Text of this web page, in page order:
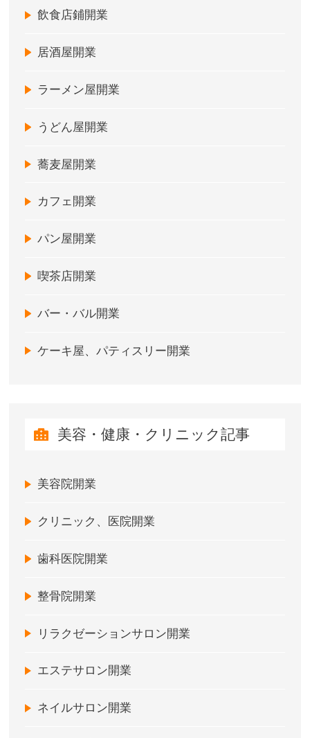
飲食店鋪開業
居酒屋開業
ラーメン屋開業
うどん屋開業
蕎麦屋開業
カフェ開業
パン屋開業
喫茶店開業
バー・バル開業
ケーキ屋、パティスリー開業
美容・健康・クリニック記事
美容院開業
クリニック、医院開業
歯科医院開業
整骨院開業
リラクゼーションサロン開業
エステサロン開業
ネイルサロン開業